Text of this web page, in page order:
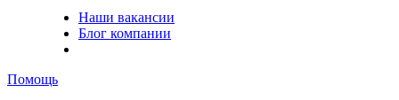
Наши вакансии
Блог компании
Помощь